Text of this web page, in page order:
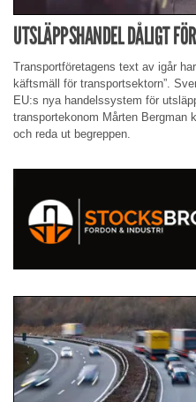
UTSLÄPPSHANDEL DÅLIGT
Transportföretagens text av igår
käftsmäll för transportsektorn”.
EU:s nya handelssystem för
transportekonom Mårten Bergman
och reda ut begreppen.